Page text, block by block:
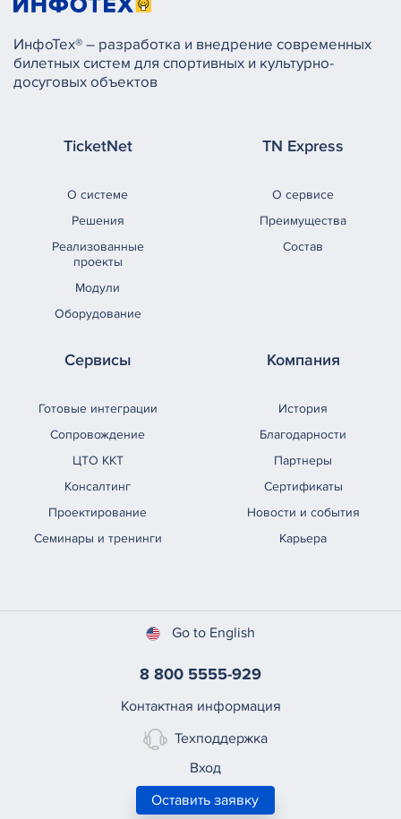
ИнфоТех® – разработка и внедрение современных
билетных систем для спортивных и культурно-
досуговых объектов
TicketNet
О системе
Решения
Реализованные
проекты
Модули
Оборудование
TN Express
О сервисе
Преимущества
Состав
Сервисы
Готовые интеграции
Сопровождение
ЦТО ККТ
Консалтинг
Проектирование
Семинары и тренинги
Компания
История
Благодарности
Партнеры
Сертификаты
Новости и события
Карьера
Go to English
8 800 5555-929
Контактная информация
Техподдержка
Вход
Оставить заявку